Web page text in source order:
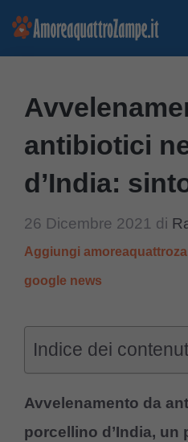
Vai
antibiotici
d’India:
26 Dicembre 2021 di
Aggiungi
google news
Indice dei
Avvelenamento da
porcellino d’India, un